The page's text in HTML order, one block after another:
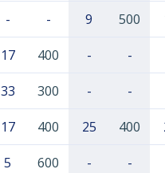
- - 9 500
17 400 - -
33 300 - -
17 400 25 400
5 600 - -